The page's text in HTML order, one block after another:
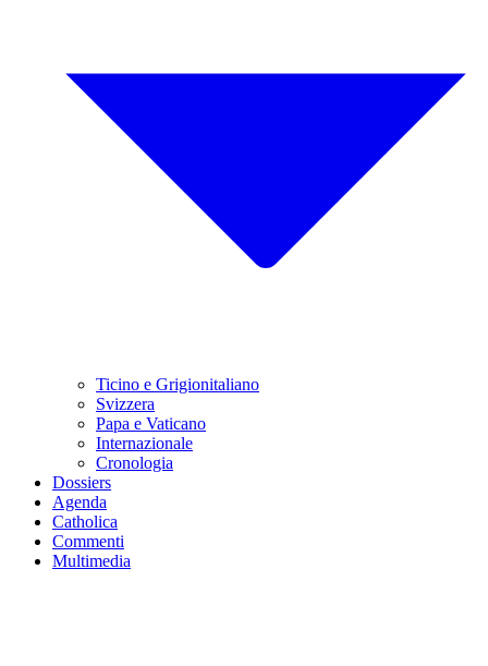
Ticino e Grigionitaliano
Svizzera
Papa e Vaticano
Internazionale
Cronologia
Dossiers
Agenda
Catholica
Commenti
Multimedia